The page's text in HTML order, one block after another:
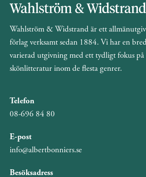
Wahlström & Widstrand är ett
förlag verksamt sedan 1884. Vi har en
varierad utgivning med ett tydligt fokus på
skönlitteratur inom de flesta genrer.
Telefon
08-696 84 80
E-post
info@albertbonniers.se
Besöksadress